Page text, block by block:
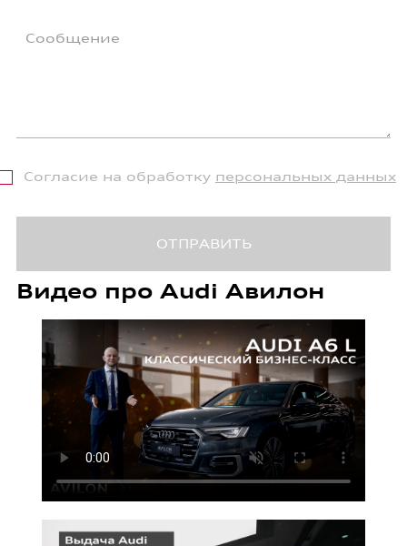
Согласие на обработку персональных данных
Видео про Audi Авилон